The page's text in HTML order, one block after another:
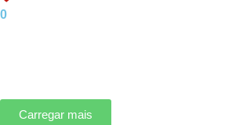
0
Carregar mais